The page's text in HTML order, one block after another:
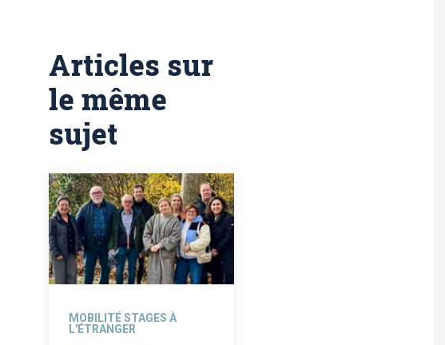
Articles sur
le même
sujet
MOBILITÉ STAGES À
L'ÉTRANGER